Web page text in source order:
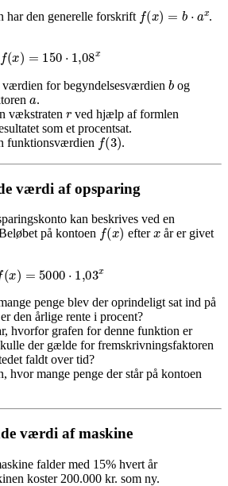
har den generelle forskrift f(x )= a
.
f(x) 150⋅ 08x
for begyndelsesværdien
b
og
a
.
vækstraten ved hjælp af formlen
som et procentsat.
funktionsværdien f(3) .
værdi af opsparing
kan beskrives ved en
på kontoen f(x) efter
x
år er givet
f(x) 5000⋅ 03 x
penge blev der oprindeligt sat ind på
den årlige rente i procent?
hvorfor grafen for denne funktion er
der gælde for fremskrivningsfaktoren
faldt over tid?
hvor mange penge der står på kontoen
værdi af maskine
falder med 15% hvert år
koster 200.000 kr. som ny.